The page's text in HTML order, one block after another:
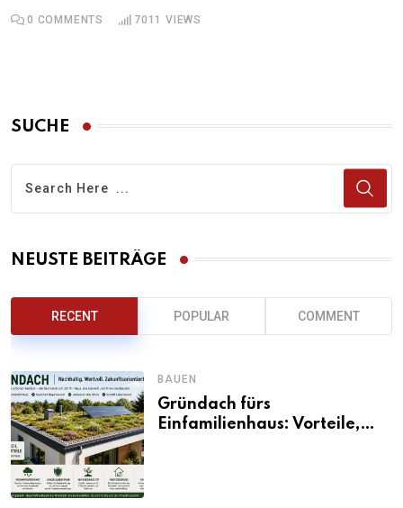
0 COMMENTS 7011 VIEWS
SUCHE
NEUSTE BEITRÄGE
RECENT POPULAR COMMENT
BAUEN
Gründach fürs
Einfamilienhaus: Vorteile,